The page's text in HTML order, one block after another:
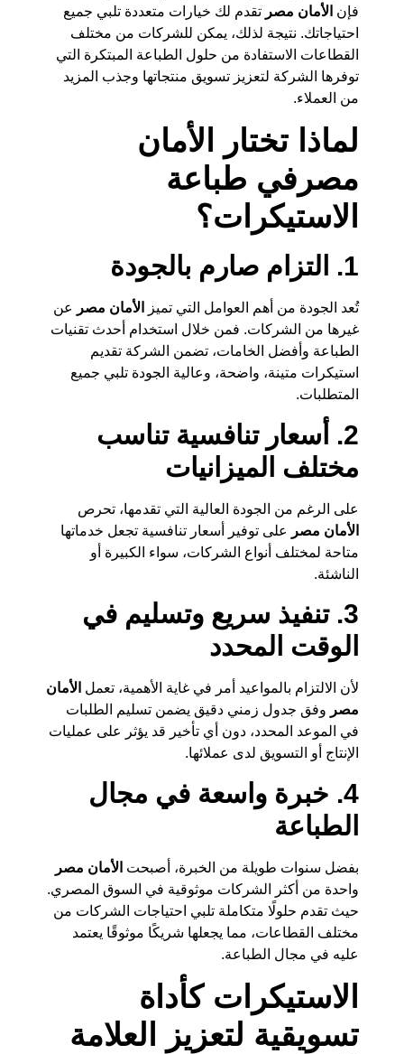
فإن الأمان مصر تقدم لك خيارات متعددة تلبي جميع
احتياجاتك. نتيجة لذلك، يمكن للشركات من مختلف
القطاعات الاستفادة من حلول الطباعة المبتكرة التي
توفرها الشركة لتعزيز تسويق منتجاتها وجذب المزيد
من العملاء.
لماذا تختار الأمان
مصرفي طباعة
الاستيكرات؟
1. التزام صارم بالجودة
تُعد الجودة من أهم العوامل التي تميز الأمان مصر عن
غيرها من الشركات. فمن خلال استخدام أحدث تقنيات
الطباعة وأفضل الخامات، تضمن الشركة تقديم
استيكرات متينة، واضحة، وعالية الجودة تلبي جميع
المتطلبات.
2. أسعار تنافسية تناسب
مختلف الميزانيات
على الرغم من الجودة العالية التي تقدمها، تحرص
الأمان مصر
على توفير أسعار تنافسية تجعل خدماتها
متاحة لمختلف أنواع الشركات، سواء الكبيرة أو
الناشئة.
3. تنفيذ سريع وتسليم في
الوقت المحدد
لأن الالتزام بالمواعيد أمر في غاية الأهمية، تعمل الأمان
مصر وفق جدول زمني دقيق يضمن تسليم الطلبات
في الموعد المحدد، دون أي تأخير قد يؤثر على عمليات
الإنتاج أو التسويق لدى عملائها.
4. خبرة واسعة في مجال
الطباعة
بفضل سنوات طويلة من الخبرة، أصبحت الأمان مصر
واحدة من أكثر الشركات موثوقية في السوق المصري.
حيث تقدم حلولًا متكاملة تلبي احتياجات الشركات من
مختلف القطاعات، مما يجعلها شريكًا موثوقًا يعتمد
عليه في مجال الطباعة.
الاستيكرات كأداة
تسويقية لتعزيز العلامة